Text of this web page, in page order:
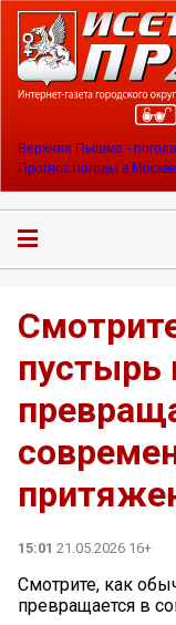
Верхняя Пышма - погода
Прогноз погоды в Москве
пустырь
15:01 21.05.2026 16+
Смотрите, как
превращается в